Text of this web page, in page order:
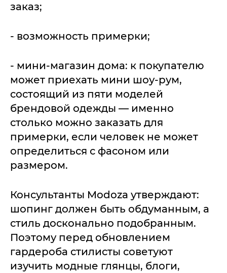
заказ;
- возможность примерки;
- мини-магазин дома: к покупателю
может приехать мини шоу-рум,
состоящий из пяти моделей
брендовой одежды — именно
столько можно заказать для
примерки, если человек не может
определиться с фасоном или
размером.
Консультанты Modoza утверждают:
шопинг должен быть обдуманным, а
стиль досконально подобранным.
Поэтому перед обновлением
гардероба стилисты советуют
изучить модные глянцы, блоги,